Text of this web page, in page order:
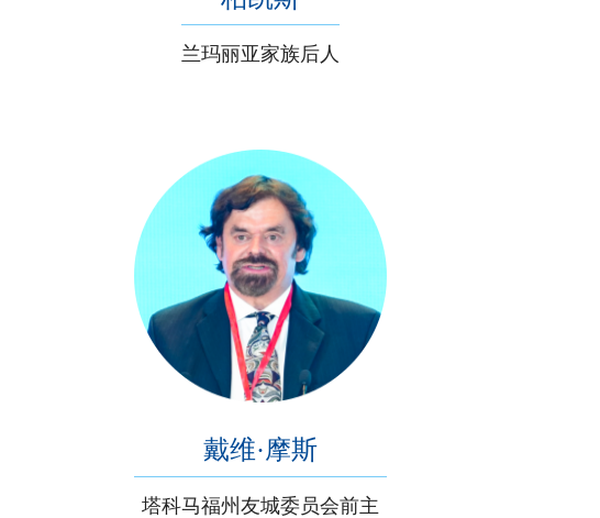
兰玛丽亚家族后人
戴维·摩斯
塔科马福州友城委员会前主